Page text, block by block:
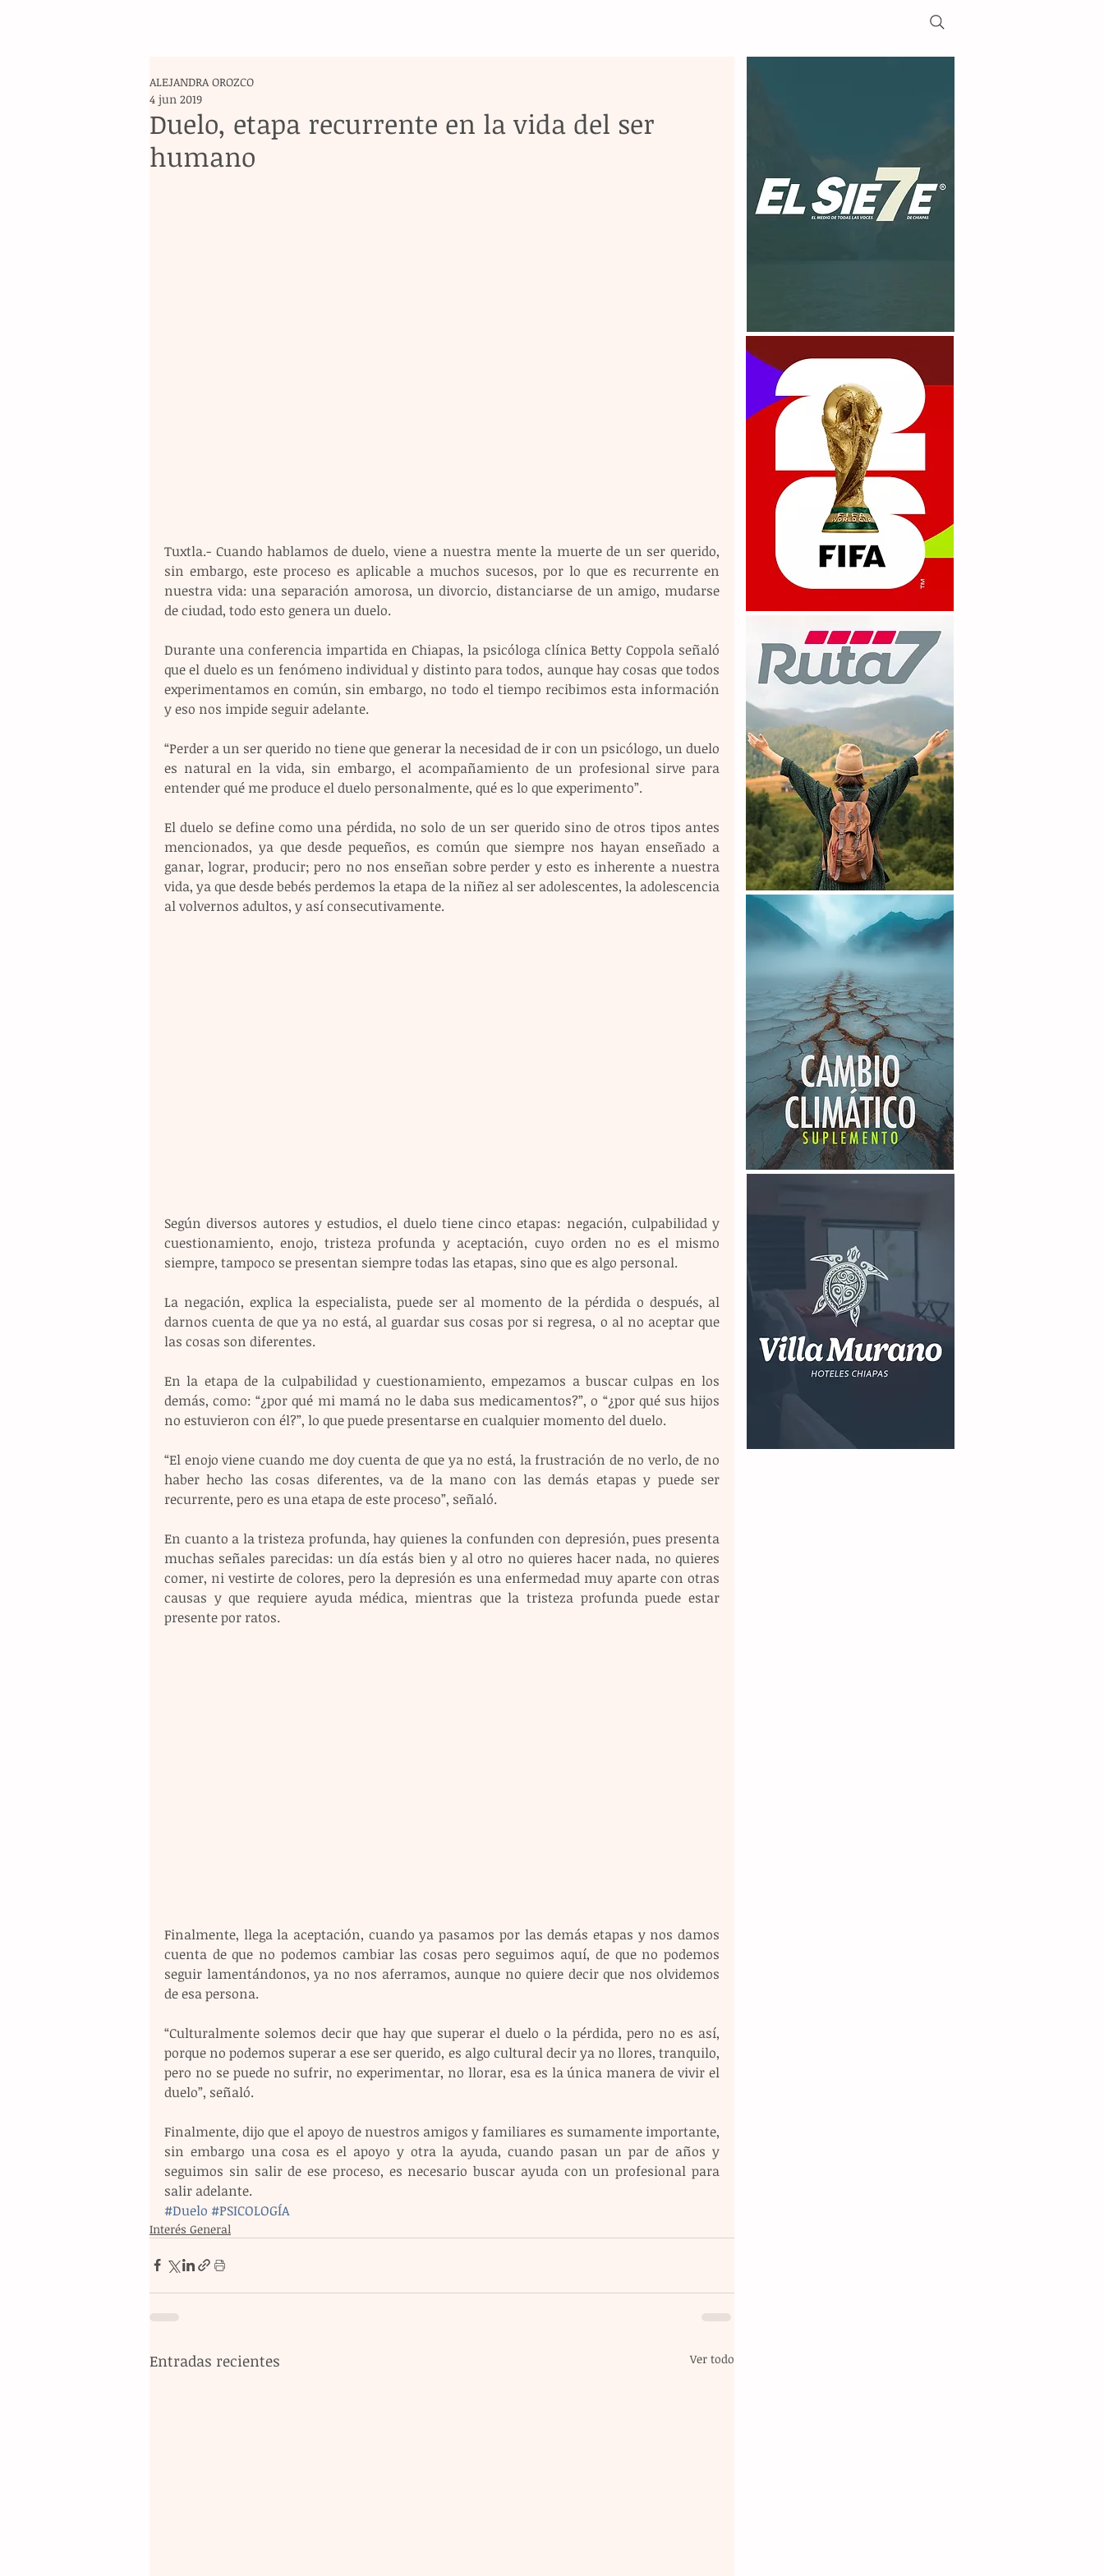
Duelo, etapa recurrente en la vida del ser
humano
ALEJANDRA OROZCO
4 jun 2019
Tuxtla.- Cuando hablamos de duelo, viene a nuestra mente la muerte de un ser querido,
sin embargo, este proceso es aplicable a muchos sucesos, por lo que es recurrente en
nuestra vida: una separación amorosa, un divorcio, distanciarse de un amigo, mudarse
de ciudad, todo esto genera un duelo.
Durante una conferencia impartida en Chiapas, la psicóloga clínica Betty Coppola señaló
que el duelo es un fenómeno individual y distinto para todos, aunque hay cosas que todos
experimentamos en común, sin embargo, no todo el tiempo recibimos esta información
y eso nos impide seguir adelante.
“Perder a un ser querido no tiene que generar la necesidad de ir con un psicólogo, un duelo
es natural en la vida, sin embargo, el acompañamiento de un profesional sirve para
entender qué me produce el duelo personalmente, qué es lo que experimento”.
El duelo se define como una pérdida, no solo de un ser querido sino de otros tipos antes
mencionados, ya que desde pequeños, es común que siempre nos hayan enseñado a
ganar, lograr, producir; pero no nos enseñan sobre perder y esto es inherente a nuestra
vida, ya que desde bebés perdemos la etapa de la niñez al ser adolescentes, la adolescencia
al volvernos adultos, y así consecutivamente.
Según diversos autores y estudios, el duelo tiene cinco etapas: negación, culpabilidad y
cuestionamiento, enojo, tristeza profunda y aceptación, cuyo orden no es el mismo
siempre, tampoco se presentan siempre todas las etapas, sino que es algo personal.
La negación, explica la especialista, puede ser al momento de la pérdida o después, al
darnos cuenta de que ya no está, al guardar sus cosas por si regresa, o al no aceptar que
las cosas son diferentes.
En la etapa de la culpabilidad y cuestionamiento, empezamos a buscar culpas en los
demás, como: “¿por qué mi mamá no le daba sus medicamentos?”, o “¿por qué sus hijos
no estuvieron con él?”, lo que puede presentarse en cualquier momento del duelo.
“El enojo viene cuando me doy cuenta de que ya no está, la frustración de no verlo, de no
haber hecho las cosas diferentes, va de la mano con las demás etapas y puede ser
recurrente, pero es una etapa de este proceso”, señaló.
En cuanto a la tristeza profunda, hay quienes la confunden con depresión, pues presenta
muchas señales parecidas: un día estás bien y al otro no quieres hacer nada, no quieres
comer, ni vestirte de colores, pero la depresión es una enfermedad muy aparte con otras
causas y que requiere ayuda médica, mientras que la tristeza profunda puede estar
presente por ratos.
Finalmente, llega la aceptación, cuando ya pasamos por las demás etapas y nos damos
cuenta de que no podemos cambiar las cosas pero seguimos aquí, de que no podemos
seguir lamentándonos, ya no nos aferramos, aunque no quiere decir que nos olvidemos
de esa persona.
“Culturalmente solemos decir que hay que superar el duelo o la pérdida, pero no es así,
porque no podemos superar a ese ser querido, es algo cultural decir ya no llores, tranquilo,
pero no se puede no sufrir, no experimentar, no llorar, esa es la única manera de vivir el
duelo”, señaló.
Finalmente, dijo que el apoyo de nuestros amigos y familiares es sumamente importante,
sin embargo una cosa es el apoyo y otra la ayuda, cuando pasan un par de años y
seguimos sin salir de ese proceso, es necesario buscar ayuda con un profesional para
salir adelante.
#Duelo #PSICOLOGÍA
Interés General
Entradas recientes Ver todo